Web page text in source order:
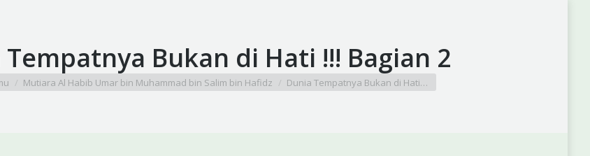
Bukan di Hati !!! Bagian 2
Mutiara Al Habib Umar bin Muhammad bin Salim bin Hafidz Dunia Tempatnya Bukan di Hati…